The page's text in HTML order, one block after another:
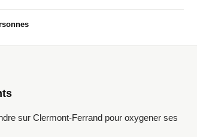
sur Clermont-Ferrand pour oxygener ses